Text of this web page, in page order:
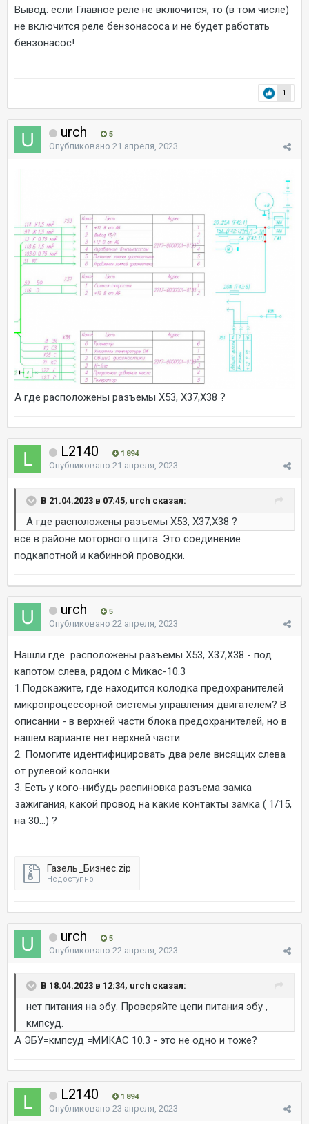
Вывод: если Главное реле не включится, то (в том числе)
не включится реле бензонасоса и не будет работать
бензонасос!
1
urch 5
Опубликовано 21 апреля, 2023
А где расположены разъемы Х53, Х37,Х38 ?
L2140 1 894
Опубликовано 21 апреля, 2023
В 21.04.2023 в 07:45, urch сказал:
А где расположены разъемы Х53, Х37,Х38 ?
всё в районе моторного щита. Это соединение
подкапотной и кабинной проводки.
urch 5
Опубликовано 22 апреля, 2023
Нашли где расположены разъемы Х53, Х37,Х38 - под
капотом слева, рядом с Микас-10.3
1.Подскажите, где находится колодка предохранителей
микропроцессорной системы управления двигателем? В
описании - в верхней части блока предохранителей, но в
нашем варианте нет верхней части.
2. Помогите идентифицировать два реле висящих слева
от рулевой колонки
3. Есть у кого-нибудь распиновка разъема замка
зажигания, какой провод на какие контакты замка ( 1/15,
на 30...) ?
Газель_Бизнес.zip
Недоступно
urch 5
Опубликовано 22 апреля, 2023
В 18.04.2023 в 12:34, urch сказал:
нет питания на эбу. Проверяйте цепи питания эбу ,
кмпсуд.
А ЭБУ=кмпсуд =МИКАС 10.3 - это не одно и тоже?
L2140 1 894
Опубликовано 23 апреля, 2023